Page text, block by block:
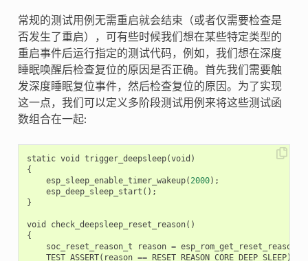
常规的测试用例无需重启就会结束（或者仅需要检查是
否发生了重启），可有些时候我们想在某些特定类型的
重启事件后运行指定的测试代码，例如，我们想在深度
睡眠唤醒后检查复位的原因是否正确。首先我们需要触
发深度睡眠复位事件，然后检查复位的原因。为了实现
这一点，我们可以定义多阶段测试用例来将这些测试函
数组合在一起:
static void trigger_deepsleep(void )
{
esp_sleep_enable_timer_wakeup( 2000);
esp_deep_sleep_start ();
}
void check_deepsleep_reset_reason()
{
soc_reset_reason_t
reason = esp_rom_get_reset_reason
TEST_ASSERT( reason == RESET_REASON_CORE_DEEP_SLEEP);